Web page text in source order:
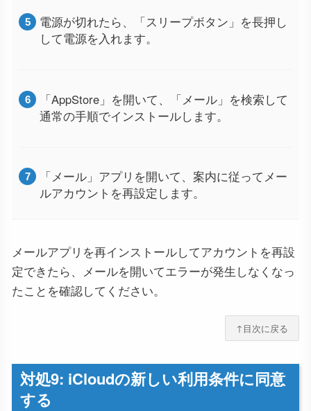
電源が切れたら、「スリープボタン」を長押し
して電源を入れます。
「AppStore」を開いて、「メール」を検索して
通常の手順でインストールします。
「メール」アプリを開いて、案内に従ってメー
ルアカウントを再設定します。
メールアプリを再インストールしてアカウントを再設
定できたら、メールを開いてエラーが発生しなくなっ
たことを確認してください。
↑目次に戻る
対処9: iCloudの新しい利用条件に同意
する